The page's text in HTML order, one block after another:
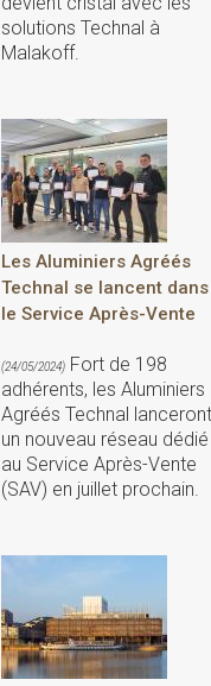
solutions Technal à
Malakoff.
Les Aluminiers Agréés
Technal se lancent dans
le Service Après-Vente
(24/05/2024) Fort de 198
adhérents, les Aluminiers
Agréés Technal lanceront
un nouveau réseau dédié
au Service Après-Vente
(SAV) en juillet prochain.